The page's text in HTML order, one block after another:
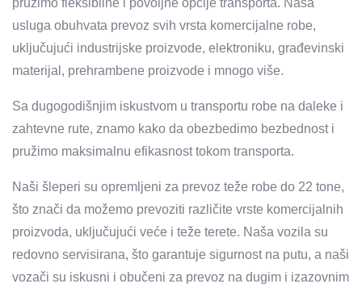
pružimo fleksibilne i povoljne opcije transporta. Naša
usluga obuhvata prevoz svih vrsta komercijalne robe,
uključujući industrijske proizvode, elektroniku, građevinski
materijal, prehrambene proizvode i mnogo više.
Sa dugogodišnjim iskustvom u transportu robe na daleke i
zahtevne rute, znamo kako da obezbedimo bezbednost i
pružimo maksimalnu efikasnost tokom transporta.
Naši šleperi su opremljeni za prevoz teže robe do 22 tone,
što znači da možemo prevoziti različite vrste komercijalnih
proizvoda, uključujući veće i teže terete. Naša vozila su
redovno servisirana, što garantuje sigurnost na putu, a naši
vozači su iskusni i obučeni za prevoz na dugim i izazovnim